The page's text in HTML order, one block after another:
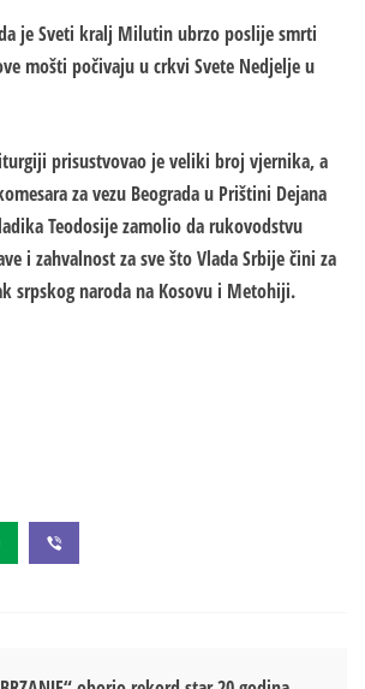
je Sveti kralj Milutin ubrzo poslije smrti
mošti počivaju u crkvi Svete Nedjelje u
prisustvovao je veliki broj vjernika, a
za vezu Beograda u Prištini Dejana
Teodosije zamolio da rukovodstvu
i zahvalnost za sve što Vlada Srbije čini za
srpskog naroda na Kosovu i Metohiji.